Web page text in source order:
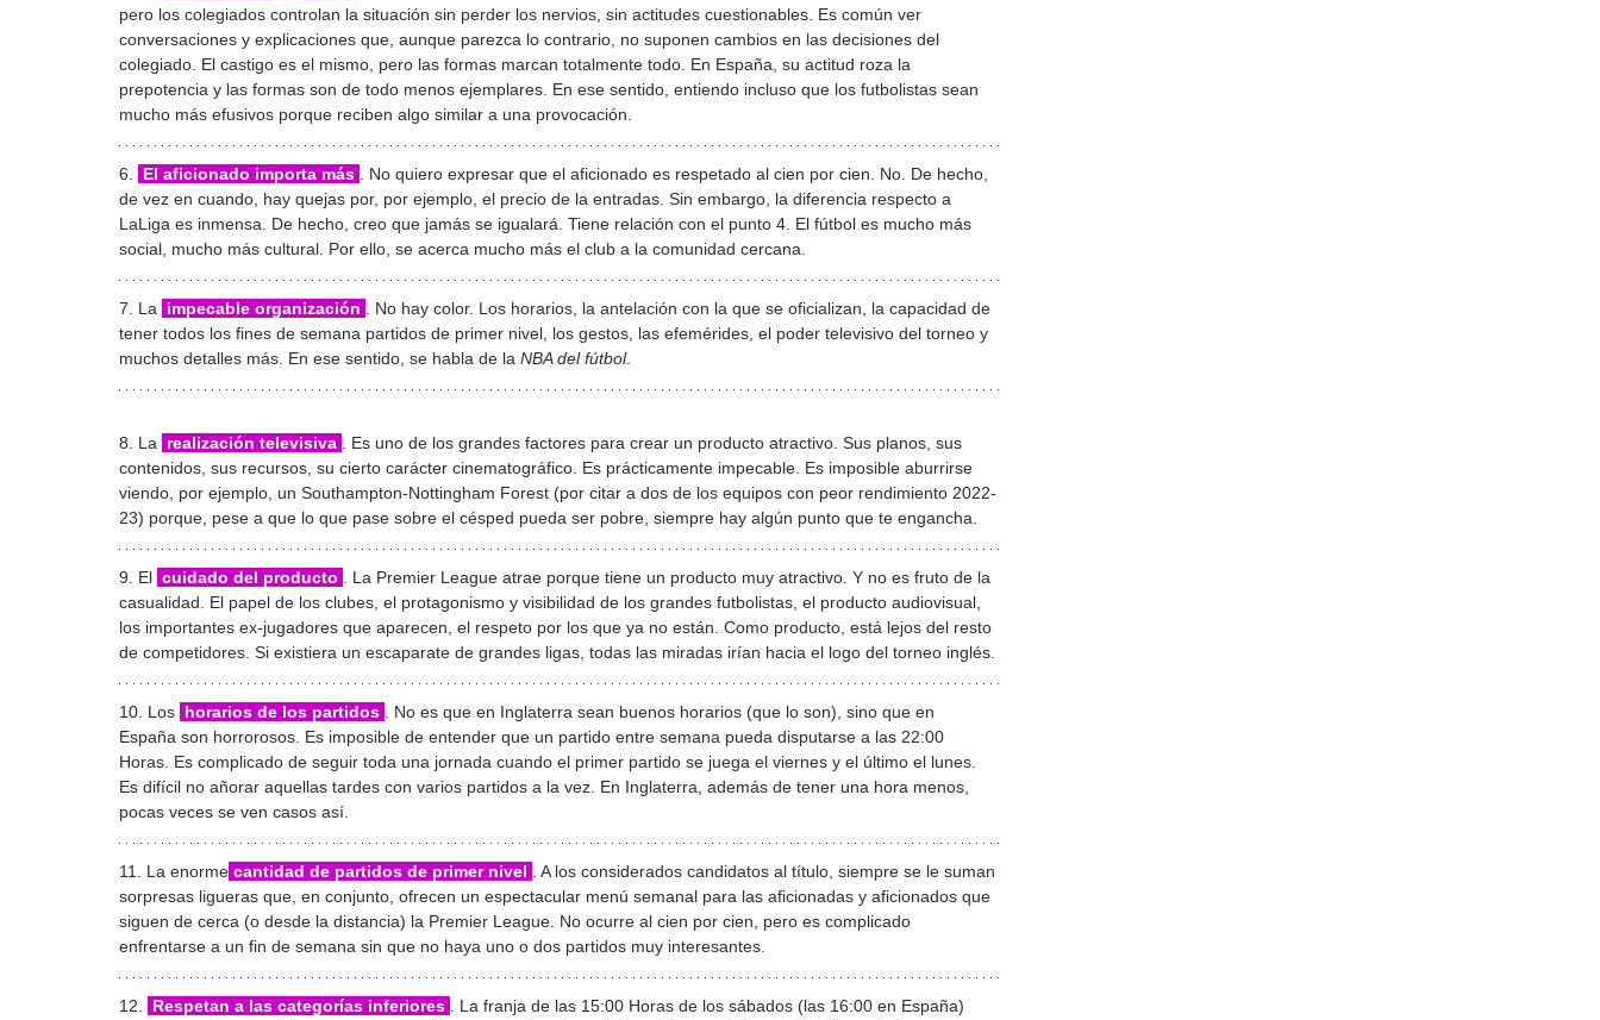
pero los colegiados controlan la situación sin perder los nervios, sin actitudes cuestionables. Es común ver
conversaciones y explicaciones que, aunque parezca lo contrario, no suponen cambios en las decisiones del
colegiado. El castigo es el mismo, pero las formas marcan totalmente todo. En España, su actitud roza la
prepotencia y las formas son de todo menos ejemplares. En ese sentido, entiendo incluso que los futbolistas sean
mucho más efusivos porque reciben algo similar a una provocación.
6. El aficionado importa más
. No quiero expresar que el aficionado es respetado al cien por cien. No. De hecho,
de vez en cuando, hay quejas por, por ejemplo, el precio de la entradas. Sin embargo, la diferencia respecto a
LaLiga es inmensa. De hecho, creo que jamás se igualará. Tiene relación con el punto 4. El fútbol es mucho más
social, mucho más cultural. Por ello, se acerca mucho más el club a la comunidad cercana.
7. La impecable organización
. No hay color. Los horarios, la antelación con la que se oficializan, la capacidad de
tener todos los fines de semana partidos de primer nivel, los gestos, las efemérides, el poder televisivo del torneo y
muchos detalles más. En ese sentido, se habla de la NBA del fútbol.
8. La realización televisiva
. Es uno de los grandes factores para crear un producto atractivo. Sus planos, sus
contenidos, sus recursos, su cierto carácter cinematográfico. Es prácticamente impecable. Es imposible aburrirse
viendo, por ejemplo, un Southampton-Nottingham Forest (por citar a dos de los equipos con peor rendimiento 2022-
23) porque, pese a que lo que pase sobre el césped pueda ser pobre, siempre hay algún punto que te engancha.
9. El cuidado del producto
. La Premier League atrae porque tiene un producto muy atractivo. Y no es fruto de la
casualidad. El papel de los clubes, el protagonismo y visibilidad de los grandes futbolistas, el producto audiovisual,
los importantes ex-jugadores que aparecen, el respeto por los que ya no están. Como producto, está lejos del resto
de competidores. Si existiera un escaparate de grandes ligas, todas las miradas irían hacia el logo del torneo inglés.
10. Los horarios de los partidos
. No es que en Inglaterra sean buenos horarios (que lo son), sino que en
España son horrorosos. Es imposible de entender que un partido entre semana pueda disputarse a las 22:00
Horas. Es complicado de seguir toda una jornada cuando el primer partido se juega el viernes y el último el lunes.
Es difícil no añorar aquellas tardes con varios partidos a la vez. En Inglaterra, además de tener una hora menos,
pocas veces se ven casos así.
11. La enorme cantidad de partidos de primer nivel
. A los considerados candidatos al título, siempre se le suman
sorpresas ligueras que, en conjunto, ofrecen un espectacular menú semanal para las aficionadas y aficionados que
siguen de cerca (o desde la distancia) la Premier League. No ocurre al cien por cien, pero es complicado
enfrentarse a un fin de semana sin que no haya uno o dos partidos muy interesantes.
12. Respetan a las categorías inferiores
. La franja de las 15:00 Horas de los sábados (las 16:00 en España)